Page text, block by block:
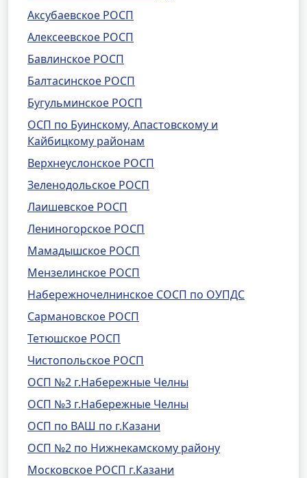
Аксубаевское РОСП
Алексеевское РОСП
Бавлинское РОСП
Балтасинское РОСП
Бугульминское РОСП
ОСП по Буинскому, Апастовскому и
Кайбицкому районам
Верхнеуслонское РОСП
Зеленодольское РОСП
Лаишевское РОСП
Лениногорское РОСП
Мамадышское РОСП
Мензелинское РОСП
Набережночелнинское СОСП по ОУПДС
Сармановское РОСП
Тетюшское РОСП
Чистопольское РОСП
ОСП №2 г.Набережные Челны
ОСП №3 г.Набережные Челны
ОСП по ВАШ по г.Казани
ОСП №2 по Нижнекамскому району
Московское РОСП г.Казани